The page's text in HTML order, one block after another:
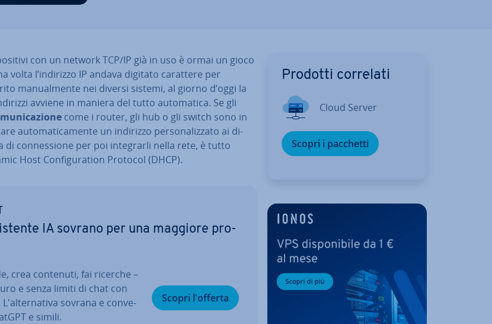
con un network TCP/IP già in uso è ormai un gioco
volta l’indirizzo IP andava digitato carattere per
ma­nual­men­te nei diversi sistemi, al giorno d’oggi la
avviene in maniera del tutto au­to­ma­ti­ca. Se gli
come i router, gli hub o gli switch sono in
au­to­ma­ti­ca­men­te un indirizzo per­so­na­liz­za­to ai di­
di con­nes­sio­ne per poi in­te­grar­li nella rete, è tutto
Host Con­fi­gu­ra­tion Protocol (DHCP).
IA sovrano per una maggiore pro­
crea contenuti, fai ricerche –
e senza limiti di chat con
L'al­ter­na­ti­va sovrana e con­ve­
e simili.
Scopri l'offerta
Prodotti correlati
Cloud Server
Scopri i pacchetti